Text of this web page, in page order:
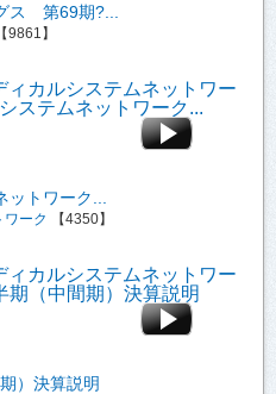
ス 第69期?...
【9861】
トワーク...
ーク 【4350】
）決算説明